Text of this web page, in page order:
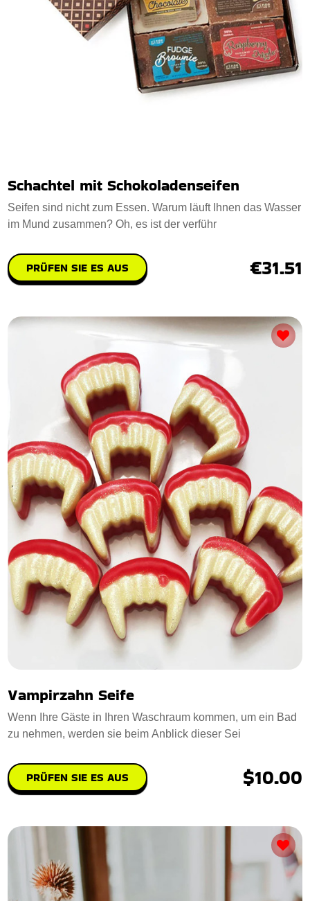
Schachtel mit Schokoladenseifen
Seifen sind nicht zum Essen. Warum läuft Ihnen das Wasser
im Mund zusammen? Oh, es ist der verführ
PRÜFEN SIE ES AUS €31.51
Vampirzahn Seife
Wenn Ihre Gäste in Ihren Waschraum kommen, um ein Bad
zu nehmen, werden sie beim Anblick dieser Sei
PRÜFEN SIE ES AUS $10.00